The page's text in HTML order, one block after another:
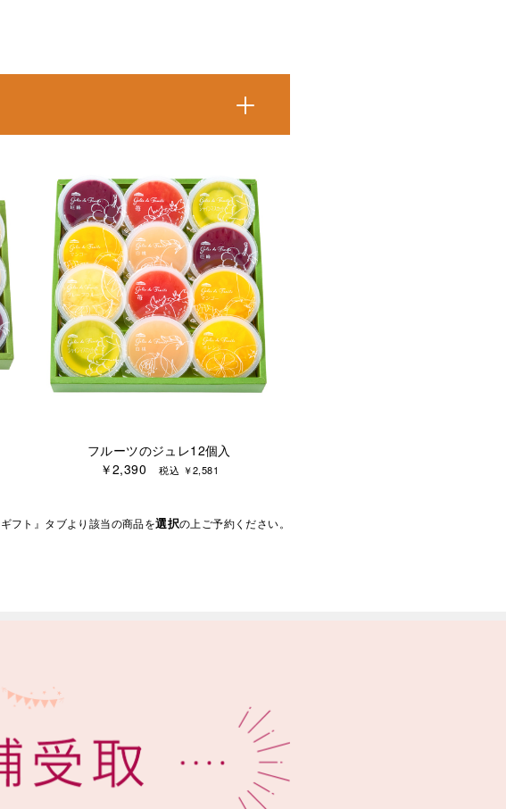
フルーツのジュレ12個入
￥2,390税込 ￥2,581
フト』タブより 該当の商品を選択の上ご予約ください。